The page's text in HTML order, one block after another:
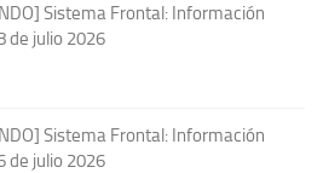
Sistema Frontal: Información
de julio 2026
Sistema Frontal: Información
de julio 2026